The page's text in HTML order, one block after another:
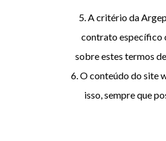
5. A critério da
contrato específico
sobre estes termos
6. O conteúdo do site
isso, sempre que